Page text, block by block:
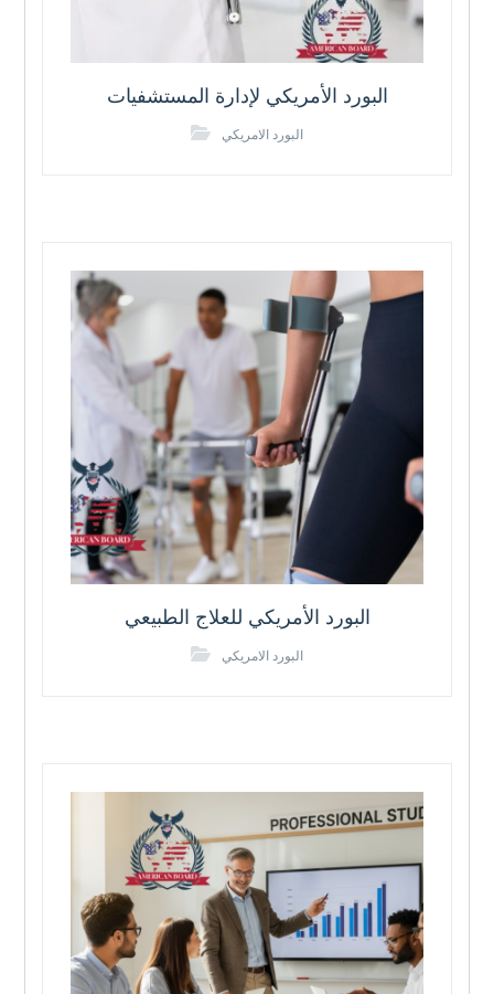
البورد الأمريكي لإدارة المستشفيات
البورد الامريكي
البورد الأمريكي للعلاج الطبيعي
البورد الامريكي